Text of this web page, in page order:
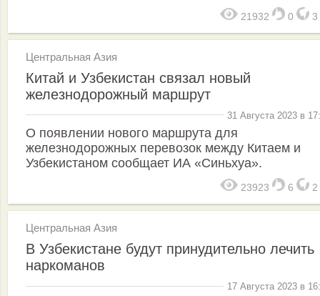
21932 0 3
Центральная Азия
Китай и Узбекистан связал новый
железнодорожный маршрут
31 Августа 2023 в
О появлении нового маршрута для
железнодорожных перевозок между Китаем и
Узбекистаном сообщает ИА «Синьхуа».
23923 6 2
Центральная Азия
В Узбекистане будут принудительно лечить
наркоманов
17 Августа 2023 в